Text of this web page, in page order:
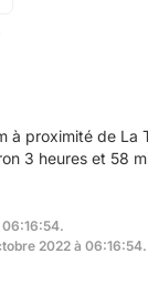
proximité de La
3 heures et 58
06:16:54.
2022 à 06:16:54.